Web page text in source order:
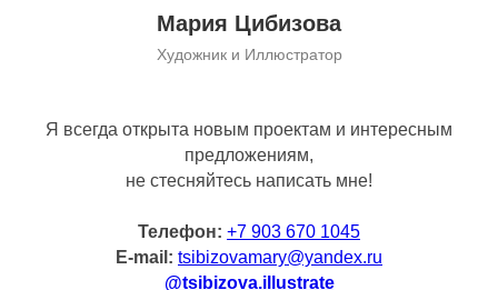
Мария Цибизова
Художник и Иллюстратор
Я всегда открыта новым проектам и интересным
предложениям,
не стесняйтесь написать мне!
Телефон: +7 903 670 1045
E-mail: tsibizovamary@yandex.ru
@tsibizova.illustrate